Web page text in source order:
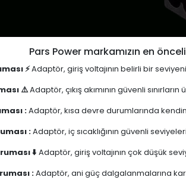
Pars Power markamızın en
⚡Adaptör, giriş voltajının belirli bir
⚠️Adaptör, çıkış akımının güvenli
:Adaptör, kısa devre durumlarında
:Adaptör, iç sıcaklığının güvenli
⬇️Adaptör, giriş voltajının çok düşük
:Adaptör, ani güç dalgalanmalarına